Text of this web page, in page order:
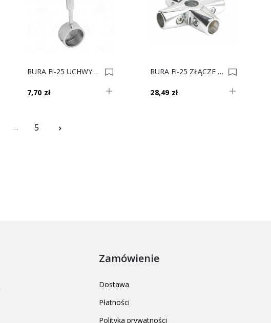
RURA Fi-25 UCHWYT REGUL. KOŃCOWY AC936-A 0013154
7,70 zł
RURA Fi-25 ZŁĄCZE 4-RAMIENNE TR-563-0 0013153
28,49 zł
… 5 keyboard_arrow_right
Zamówienie
Dostawa
Płatności
Polityka prywatności